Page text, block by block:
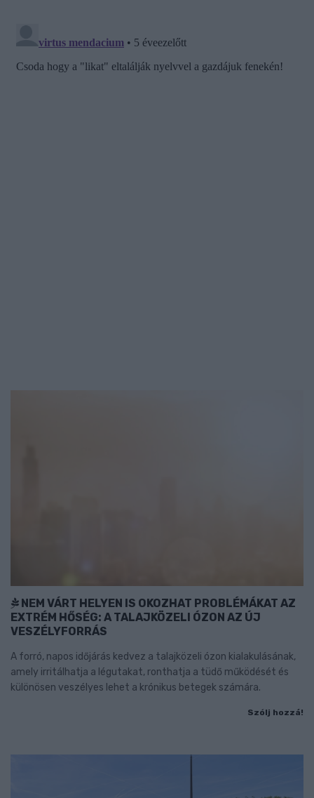
NEM VÁRT HELYEN IS OKOZHAT PROBLÉMÁKAT AZ
EXTRÉM HŐSÉG: A TALAJKÖZELI ÓZON AZ ÚJ
VESZÉLYFORRÁS
A forró, napos időjárás kedvez a talajközeli ózon kialakulásának,
amely irritálhatja a légutakat, ronthatja a tüdő működését és
különösen veszélyes lehet a krónikus betegek számára.
Szólj hozzá!